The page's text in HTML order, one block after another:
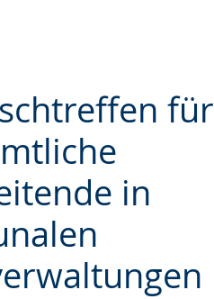
für
in